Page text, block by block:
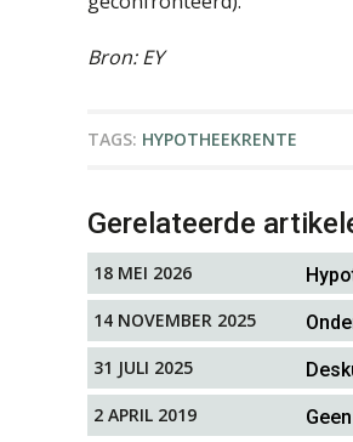
Bron: EY
TAGS: HYPOTHEEKRENTE
Gerelateerde
18 MEI 2026
14 NOVEMBER 2025
31 JULI 2025
2 APRIL 2019